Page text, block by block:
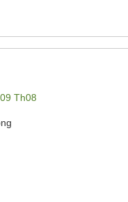
09 Th08